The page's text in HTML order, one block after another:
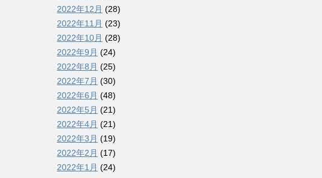
2022年12月 (28)
2022年11月 (23)
2022年10月 (28)
2022年9月 (24)
2022年8月 (25)
2022年7月 (30)
2022年6月 (48)
2022年5月 (21)
2022年4月 (21)
2022年3月 (19)
2022年2月 (17)
2022年1月 (24)